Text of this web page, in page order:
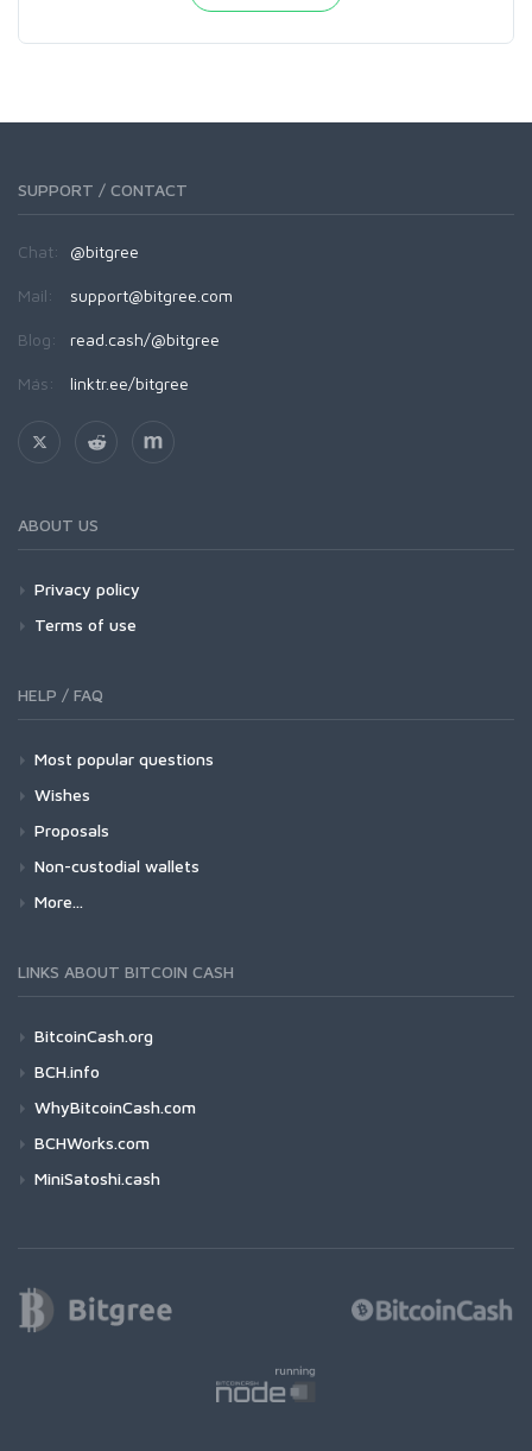
SUPPORT / CONTACT
Chat: @bitgree
Mail: support@bitgree.com
Blog: read.cash/@bitgree
Más: linktr.ee/bitgree
ABOUT US
Privacy policy
Terms of use
HELP / FAQ
Most popular questions
Wishes
Proposals
Non-custodial wallets
More...
LINKS ABOUT BITCOIN CASH
BitcoinCash.org
BCH.info
WhyBitcoinCash.com
BCHWorks.com
MiniSatoshi.cash